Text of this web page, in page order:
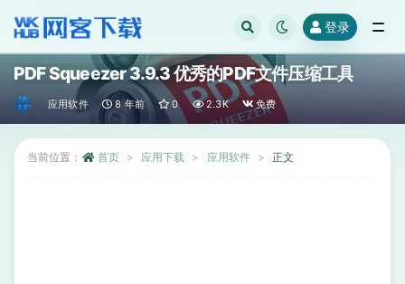
登录
PDF Squeezer 3.9.3 优秀的PDF文件压缩工具
应用软件 8 年前 0 2.3K 免费
当前位置： 首页 应用下载 应用软件 正文
全部